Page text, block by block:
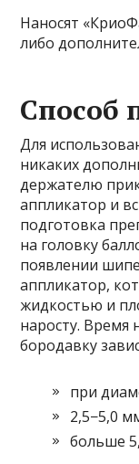
Наносят
либо
Способ
Для
никаких
держателю
аппликатор и
подготовка
на головку
появлении
аппликатор,
жидкостью и
наросту. Время
бородавку
при
2,5−5,0
больше